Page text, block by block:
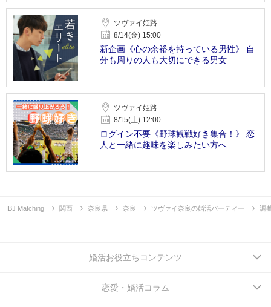
ツヴァイ姫路
8/14(金) 15:00
新企画《心の余裕を持っている男性》 自
分も周りの人も大切にできる男女
ツヴァイ姫路
8/15(土) 12:00
ログイン不要《野球観戦好き集合！》 恋
人と一緒に趣味を楽しみたい方へ
IBJ Matching 関西 奈良県 奈良 ツヴァイ奈良の婚活パーティー 調
婚活お役立ちコンテンツ
恋愛・婚活コラム